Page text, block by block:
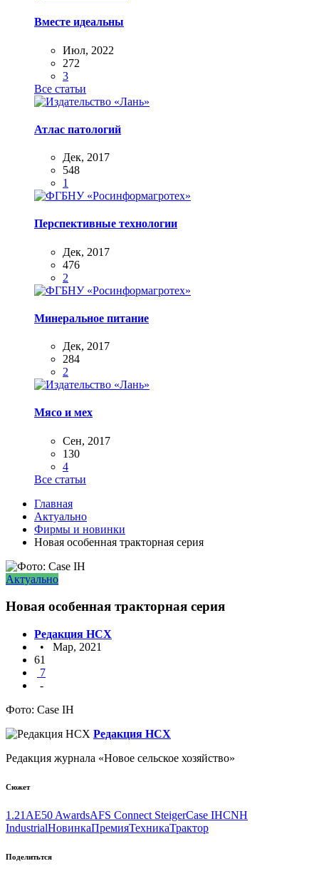
Вместе идеальны
Июл, 2022
272
3
Все статьи
Атлас патологий
Дек, 2017
548
1
Перспективные технологии
Дек, 2017
476
2
Минеральное питание
Дек, 2017
284
2
Мясо и мех
Сен, 2017
130
4
Все статьи
Главная
Актуально
Фирмы и новинки
Новая особенная тракторная серия
Актуально
Новая особенная тракторная серия
Редакция НСХ
• Мар, 2021
61
7
-
Фото: Case IH
Редакция НСХ
Редакция журнала «Новое сельское хозяйство»
Сюжет
1.21 AE50 AwardsAFS Connect SteigerCase IHCNH
IndustrialНовинкаПремияТехникаТрактор
Поделитьтся